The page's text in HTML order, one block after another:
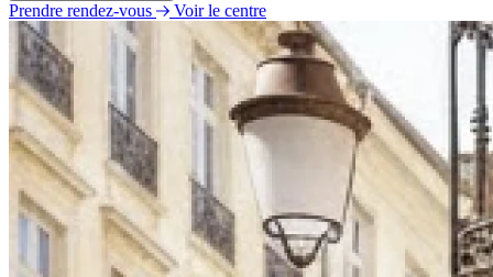
Lundi
Fermé
Mardi
09h30 - 12h00
13h30 - 17h00
Mercredi
Fermé
Jeudi
Fermé
Vendredi
09h00 - 12h30
13h30 - 17h00
Samedi
Prendre rendez-vous Voir le centre